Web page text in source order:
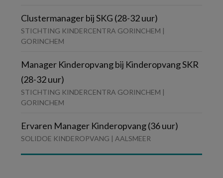
Clustermanager bij SKG (28-32 uur)
STICHTING KINDERCENTRA GORINCHEM |
GORINCHEM
Manager Kinderopvang bij Kinderopvang SKR
(28-32 uur)
STICHTING KINDERCENTRA GORINCHEM |
GORINCHEM
Ervaren Manager Kinderopvang (36 uur)
SOLIDOE KINDEROPVANG | AALSMEER